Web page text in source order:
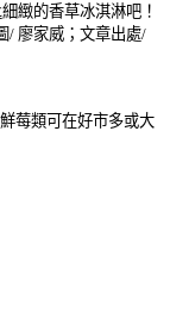
緻的香草冰淇淋吧！
/ 廖家威；文章出處/
莓類可在好市多或大